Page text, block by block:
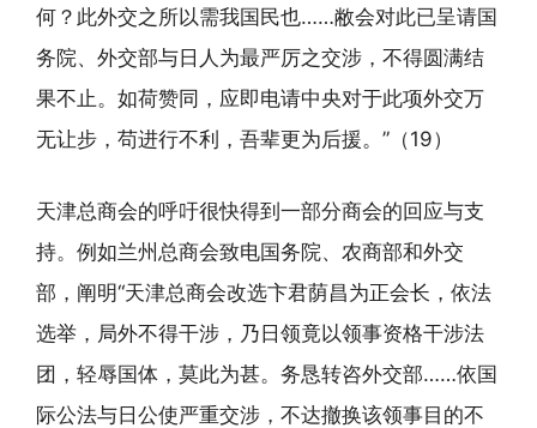
何？此外交之所以需我国民也……敝会对此已呈请国
务院、外交部与日人为最严厉之交涉，不得圆满结
果不止。如荷赞同，应即电请中央对于此项外交万
无让步，苟进行不利，吾辈更为后援。”（19）
天津总商会的呼吁很快得到一部分商会的回应与支
持。例如兰州总商会致电国务院、农商部和外交
部，阐明“天津总商会改选卞君荫昌为正会长，依法
选举，局外不得干涉，乃日领竟以领事资格干涉法
团，轻辱国体，莫此为甚。务恳转咨外交部……依国
际公法与日公使严重交涉，不达撤换该领事目的不